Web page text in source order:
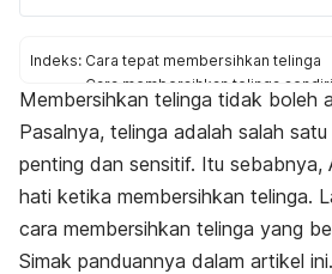
Indeks: Cara tepat membersihkan telinga
Cara membersihkan telinga sendiri
Cara tidak tepat membersihkan
Membersihkan telinga tidak boleh
Pasalnya, telinga adalah salah
penting dan sensitif. Itu sebabnya,
hati ketika membersihkan telinga.
cara membersihkan telinga yang
Simak panduannya dalam artikel ini.